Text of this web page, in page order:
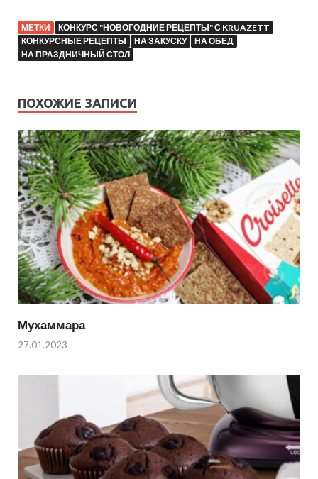
МЕТКИ
КОНКУРС "НОВОГОДНИЕ РЕЦЕПТЫ" С KRUAZETT
КОНКУРСНЫЕ РЕЦЕПТЫ
НА ЗАКУСКУ
НА ОБЕД
НА ПРАЗДНИЧНЫЙ СТОЛ
ПОХОЖИЕ ЗАПИСИ
Мухаммара
27.01.2023